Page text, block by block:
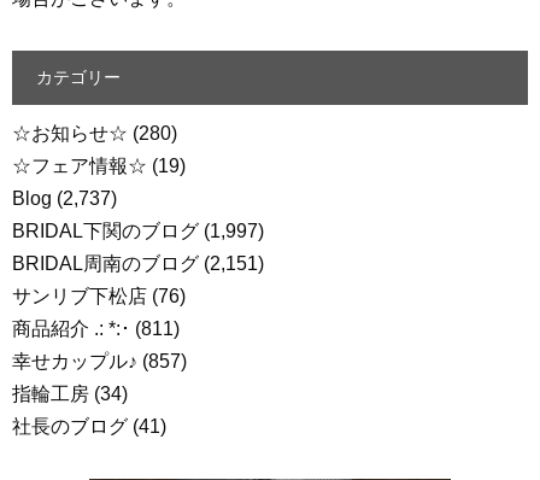
カテゴリー
☆お知らせ☆ (280)
☆フェア情報☆ (19)
Blog (2,737)
BRIDAL下関のブログ (1,997)
BRIDAL周南のブログ (2,151)
サンリブ下松店 (76)
商品紹介 .: *:･ (811)
幸せカップル♪ (857)
指輪工房 (34)
社長のブログ (41)